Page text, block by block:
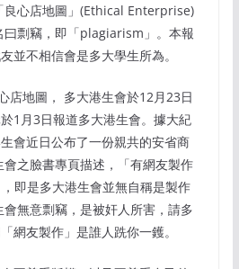
良心店地圖」(Ethical Enterprise)
曰剽竊，即「plagiarism」。本報
並不相信會是多大學生所為。
店地圖， 多大港生會於12月23日
1月3日報道多大港生會。據大紀
會近日公布了一份親共的安省商
之臉書專頁描述，「有網友製作
即是多大港生會並無自稱是製作
無意剽竊，是被奸人所害，請多
網友製作」是誰人跣你一鑊。